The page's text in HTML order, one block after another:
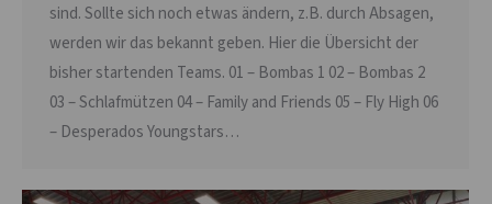
sind. Sollte sich noch etwas ändern, z.B. durch Absagen,
werden wir das bekannt geben. Hier die Übersicht der
bisher startenden Teams. 01 – Bombas 1 02 – Bombas 2
03 – Schlafmützen 04 – Family and Friends 05 – Fly High 06
– Desperados Youngstars…